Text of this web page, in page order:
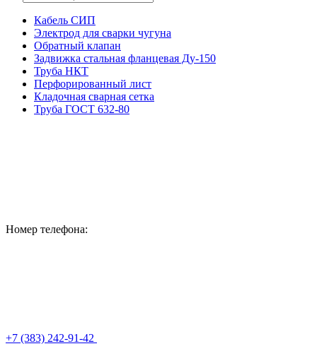
Кабель СИП
Электрод для сварки чугуна
Обратный клапан
Задвижка стальная фланцевая Ду-150
Труба НКТ
Перфорированный лист
Кладочная сварная сетка
Труба ГОСТ 632-80
Номер телефона:
+7 (383) 242-91-42